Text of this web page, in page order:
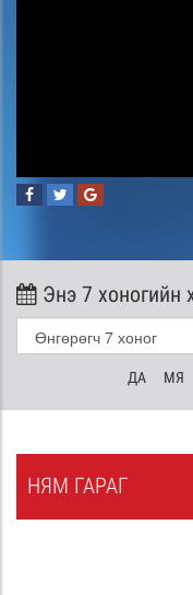
Энэ 7 хоногийн
ДА МЯ
НЯМ ГАРАГ